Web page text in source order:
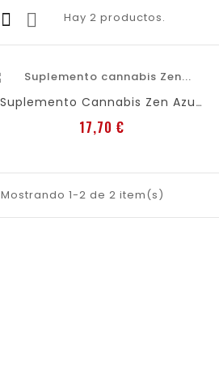
Hay 2 productos.
favoriteshopping_cart
Añadir al carro
Suplemento Cannabis Zen Azul 30 Cáps.
17,70 €Precio
Mostrando 1-2 de 2 item(s)